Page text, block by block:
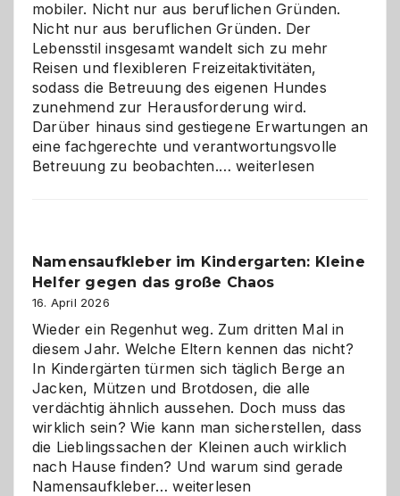
mobiler. Nicht nur aus beruflichen Gründen.
Nicht nur aus beruflichen Gründen. Der
Lebensstil insgesamt wandelt sich zu mehr
Reisen und flexibleren Freizeitaktivitäten,
sodass die Betreuung des eigenen Hundes
zunehmend zur Herausforderung wird.
Darüber hinaus sind gestiegene Erwartungen an
eine fachgerechte und verantwortungsvolle
Betreuung zu beobachten.…Betreuung
ist
eine
Wahl?
weiterlesen
Namensaufkleber im Kindergarten: Kleine
Helfer gegen das große Chaos
16. April 2026
Wieder ein Regenhut weg. Zum dritten Mal in
diesem Jahr. Welche Eltern kennen das nicht?
In Kindergärten türmen sich täglich Berge an
Jacken, Mützen und Brotdosen, die alle
verdächtig ähnlich aussehen. Doch muss das
wirklich sein? Wie kann man sicherstellen, dass
die Lieblingssachen der Kleinen auch wirklich
nach Hause finden? Und warum sind gerade
Namensaufkleber…Namensaufkleber
weiterlesen